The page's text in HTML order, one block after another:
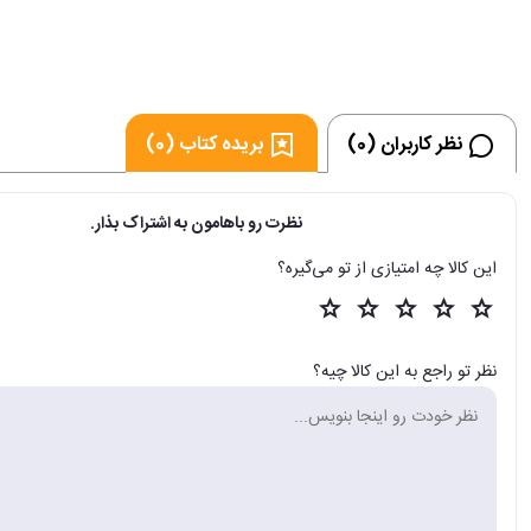
نظر کاربران (0) بریده کتاب (0)
نظرت رو باهامون به اشتراک بذار.
این کالا چه امتیازی از تو می‌گیره؟
نظر تو راجع به این کالا چیه؟